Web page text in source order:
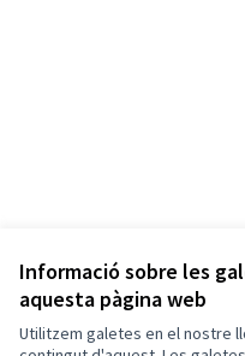
Informació sobre les
aquesta pàgina web
Utilitzem galetes en el nostre